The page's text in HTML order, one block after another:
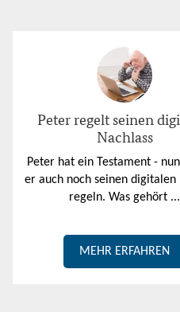
Peter regelt seinen
Nachlass
Peter hat ein Testament -
er auch noch seinen digitalen
regeln. Was gehört ...
MEHR ERFAHREN